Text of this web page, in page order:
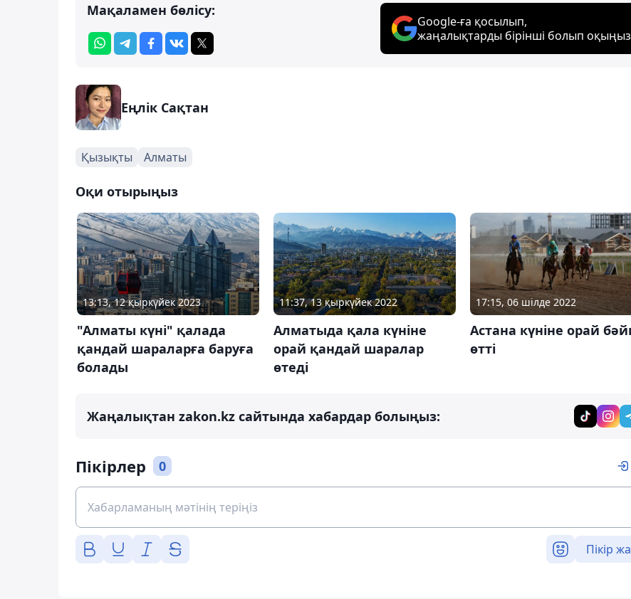
Мақаламен бөлісу:
Google-ға қосылып,
жаңалықтарды бірінші болып оқыңыз
Еңлік Сақтан
Қызықты Алматы
Оқи отырыңыз
13:13, 12 қыркүйек 2023
"Алматы күні" қалада
қандай шараларға баруға
болады
11:37, 13 қыркүйек 2022
Алматыда қала күніне
орай қандай шаралар
өтеді
17:15, 06 шілде 2022
Астана күніне орай
өтті
Жаңалықтан zakon.kz сайтында хабардар болыңыз:
Пікірлер 0
Пікір